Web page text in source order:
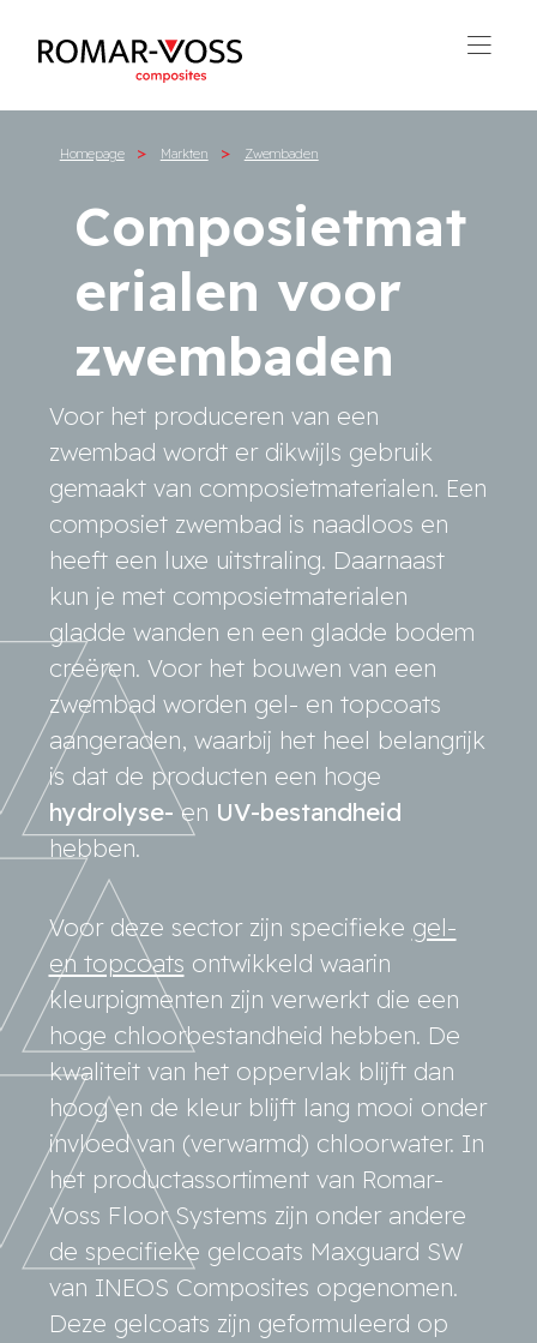
Homepage Markten Zwembaden
Composietmat
erialen voor
zwembaden
Voor het produceren van een
zwembad wordt er dikwijls gebruik
gemaakt van composietmaterialen. Een
composiet zwembad is naadloos en
heeft een luxe uitstraling. Daarnaast
kun je met composietmaterialen
gladde wanden en een gladde bodem
creëren. Voor het bouwen van een
zwembad worden gel- en topcoats
aangeraden, waarbij het heel belangrijk
is dat de producten een hoge
hydrolyse-en UV-bestandheid
hebben.
Voor deze sector zijn specifieke gel-
en topcoats ontwikkeld waarin
kleurpigmenten zijn verwerkt die een
hoge chloorbestandheid hebben. De
kwaliteit van het oppervlak blijft dan
hoog en de kleur blijft lang mooi onder
invloed van (verwarmd) chloorwater. In
het productassortiment van Romar-
Voss Floor Systems zijn onder andere
de specifieke gelcoats Maxguard SW
van INEOS Composites opgenomen.
Deze gelcoats zijn geformuleerd op